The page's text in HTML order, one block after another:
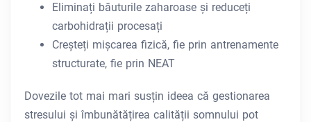
Eliminați băuturile zaharoase și reduceți
carbohidrații procesați
Creșteți mișcarea fizică, fie prin antrenamente
structurate, fie prin NEAT
Dovezile tot mai mari susțin ideea că gestionarea
stresului și îmbunătățirea calității somnului pot